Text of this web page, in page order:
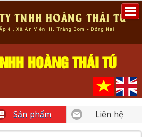
HOÀNG THÁI TÚ
Sản phẩm Liên hệ